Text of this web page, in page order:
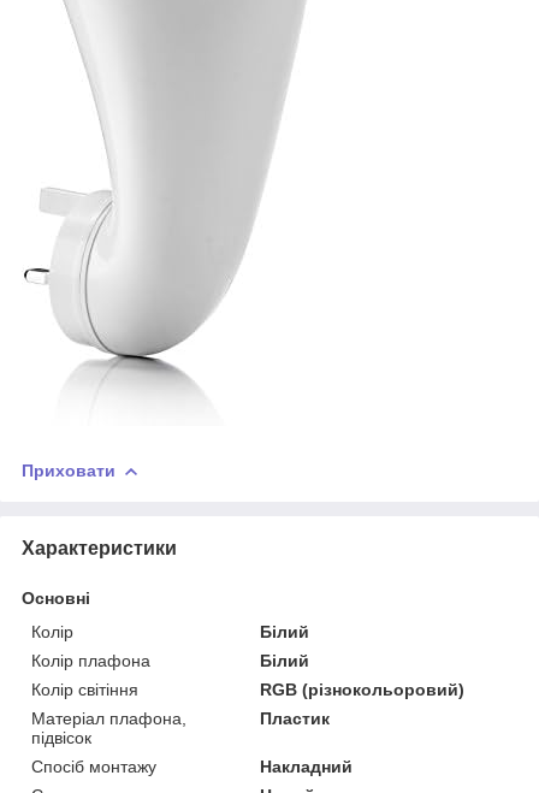
Приховати
Характеристики
Основні
Колір
Білий
Колір плафона
Білий
Колір світіння
RGB (різнокольоровий)
Матеріал плафона,
підвісок
Пластик
Спосіб монтажу
Накладний